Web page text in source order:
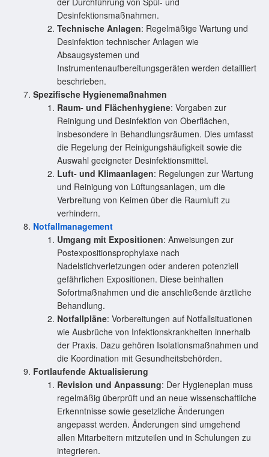
Desinfektionsmaßnahmen.
Technische Anlagen: Regelmäßige Wartung und
Desinfektion technischer Anlagen wie
Absaugsystemen und
Instrumentenaufbereitungsgeräten werden detailliert
beschrieben.
Spezifische Hygienemaßnahmen
Raum- und Flächenhygiene: Vorgaben zur
Reinigung und Desinfektion von Oberflächen,
insbesondere in Behandlungsräumen. Dies umfasst
die Regelung der Reinigungshäufigkeit sowie die
Auswahl geeigneter Desinfektionsmittel.
Luft- und Klimaanlagen: Regelungen zur Wartung
und Reinigung von Lüftungsanlagen, um die
Verbreitung von Keimen über die Raumluft zu
verhindern.
Notfallmanagement
Umgang mit Expositionen: Anweisungen zur
Postexpositionsprophylaxe nach
Nadelstichverletzungen oder anderen potenziell
gefährlichen Expositionen. Diese beinhalten
Sofortmaßnahmen und die anschließende ärztliche
Behandlung.
Notfallpläne: Vorbereitungen auf Notfallsituationen
wie Ausbrüche von Infektionskrankheiten innerhalb
der Praxis. Dazu gehören Isolationsmaßnahmen und
die Koordination mit Gesundheitsbehörden.
Fortlaufende Aktualisierung
Revision und Anpassung: Der Hygieneplan muss
regelmäßig überprüft und an neue wissenschaftliche
Erkenntnisse sowie gesetzliche Änderungen
angepasst werden. Änderungen sind umgehend
allen Mitarbeitern mitzuteilen und in Schulungen zu
integrieren.